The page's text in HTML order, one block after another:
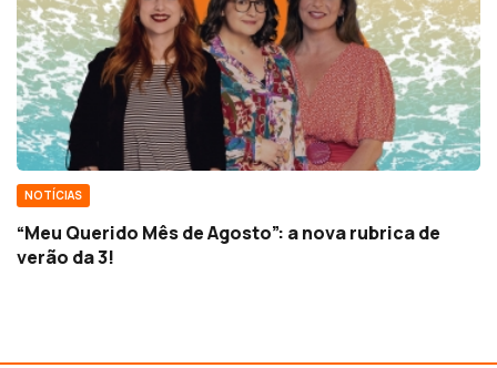
NOTÍCIAS
“Meu Querido Mês de Agosto”: a nova rubrica de
verão da 3!